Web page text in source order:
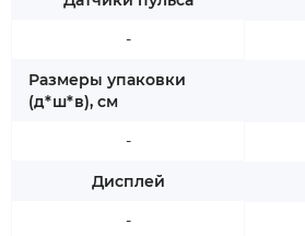
-
Размеры упаковки
(д*ш*в), см
-
Дисплей
-